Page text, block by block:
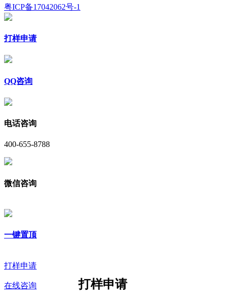
粤ICP备17042062号-1
打样申请
QQ咨询
电话咨询
400-655-8788
微信咨询
一键置顶
打样申请
在线咨询 打样申请